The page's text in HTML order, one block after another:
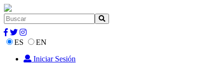
ES
EN
Iniciar Sesión